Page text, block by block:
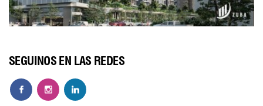
SEGUINOS EN LAS REDES